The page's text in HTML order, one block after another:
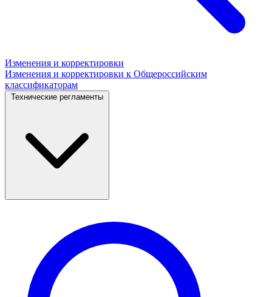
Изменения и корректировки
Изменения и корректировки к Общероссийским
классификаторам
Технические регламенты